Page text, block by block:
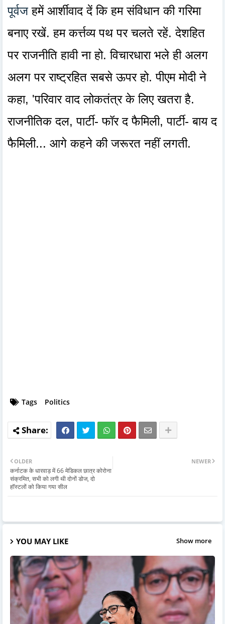
पूर्वजहमें आर्शीवाद दें कि हम संविधान की गरिमा
बनाए रखें. हम कर्त्तव्य पथ पर चलते रहें. देशहित
पर राजनीति हावी ना हो. विचारधारा भले ही अलग
अलग पर राष्‍ट्रहित सबसे ऊपर हो. पीएम मोदी ने
कहा, 'परिवार वाद लोकतंत्र के लिए खतरा है.
राजनीतिक दल, पार्टी- फॉर द फैमिली, पार्टी- बाय द
फैमिली... आगे कहने की जरूरत नहीं लगती.
Tags Politics
NEWER
OLDER
कर्नाटक के धारवाड़ में 66 मेडिकल छात्र कोरोना
संक्रमित, सभी को लगी थी दोनों डोज, दो
हॉस्टलों को किया गया सील
YOU MAY LIKE Show more